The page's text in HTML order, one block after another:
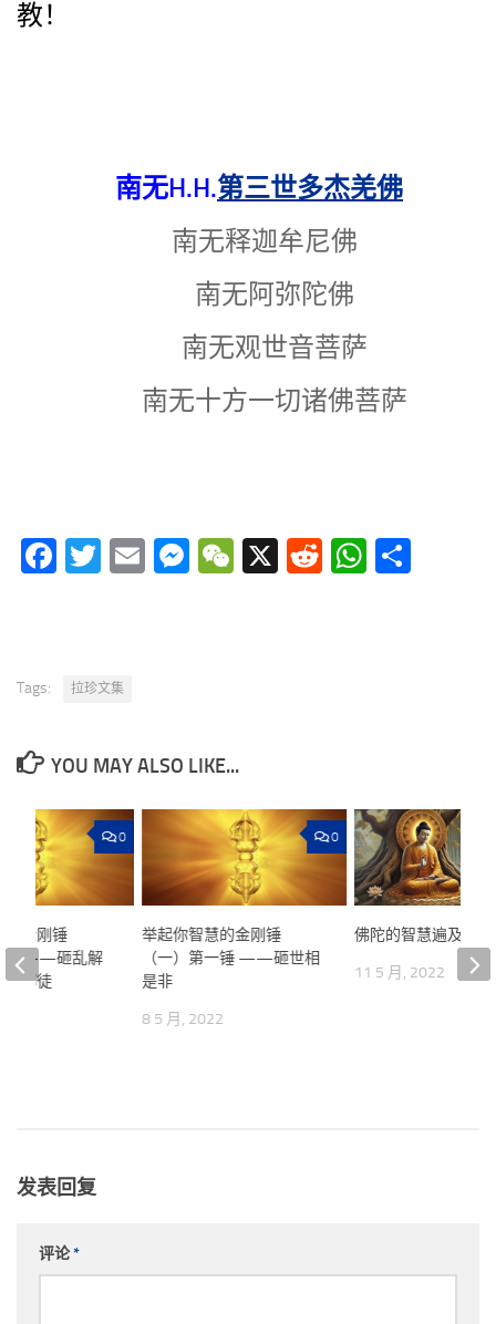
教！
南无H.H.第三世多杰羌佛
南无释迦牟尼佛
南无阿弥陀佛
南无观世音菩萨
南无十方一切诸佛菩萨
Facebook
Twitter
EmailMessenger
WeChat
X Reddit
Tags: 拉珍文集
YOU MAY ALSO LIKE...
0
举起你智慧的金刚锤
（一）第一锤 ——砸世相
是非
8 5 月, 2022
佛陀的智慧遍及一切
11 5 月, 2022
0
的金刚锤
锤——砸乱解
的邪徒
发表回复
评论*